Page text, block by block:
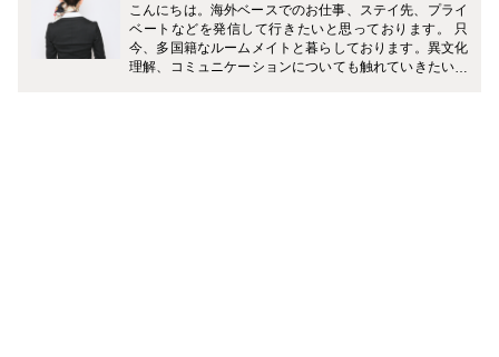
こんにちは。海外ベースでのお仕事、ステイ先、プライ
ベートなどを発信して行きたいと思っております。 只
今、多国籍なルームメイトと暮らしております。異文化
理解、コミュニケーションについても触れていきたいで